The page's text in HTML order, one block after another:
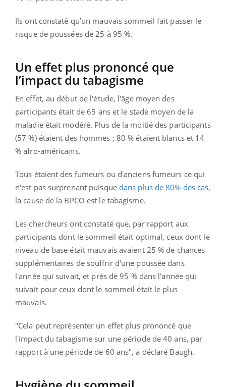
Ils ont constaté qu’un mauvais sommeil fait passer le
risque de poussées de 25 à 95 %.
Un effet plus prononcé que
l’impact du tabagisme
En effet, au début de l'étude, l'âge moyen des
participants était de 65 ans et le stade moyen de la
maladie était modéré. Plus de la moitié des participants
(57 %) étaient des hommes ; 80 % étaient blancs et 14
% afro-américains.
Tous étaient des fumeurs ou d'anciens fumeurs ce qui
n'est pas surprenant puisque dans plus de 80% des cas,
la cause de la BPCO est le tabagisme.
Les chercheurs ont constaté que, par rapport aux
participants dont le sommeil était optimal, ceux dont le
niveau de base était mauvais avaient 25 % de chances
supplémentaires de souffrir d'une poussée dans
l'année qui suivait, et près de 95 % dans l'année qui
suivait pour ceux dont le sommeil était le plus
mauvais.
"Cela peut représenter un effet plus prononcé que
l'impact du tabagisme sur une période de 40 ans, par
rapport à une période de 60 ans", a déclaré Baugh.